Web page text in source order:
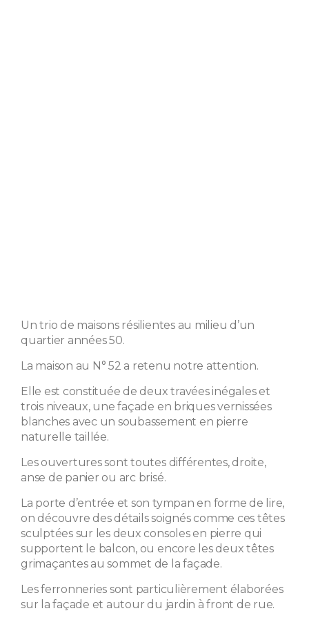
Un trio de maisons résilientes au milieu d’un
quartier années 50.
La maison au N° 52 a retenu notre attention.
Elle est constituée de deux travées inégales et
trois niveaux, une façade en briques vernissées
blanches avec un soubassement en pierre
naturelle taillée.
Les ouvertures sont toutes différentes, droite,
anse de panier ou arc brisé.
La porte d’entrée et son tympan en forme de lire,
on découvre des détails soignés comme ces têtes
sculptées sur les deux consoles en pierre qui
supportent le balcon, ou encore les deux têtes
grimaçantes au sommet de la façade.
Les ferronneries sont particulièrement élaborées
sur la façade et autour du jardin à front de rue.